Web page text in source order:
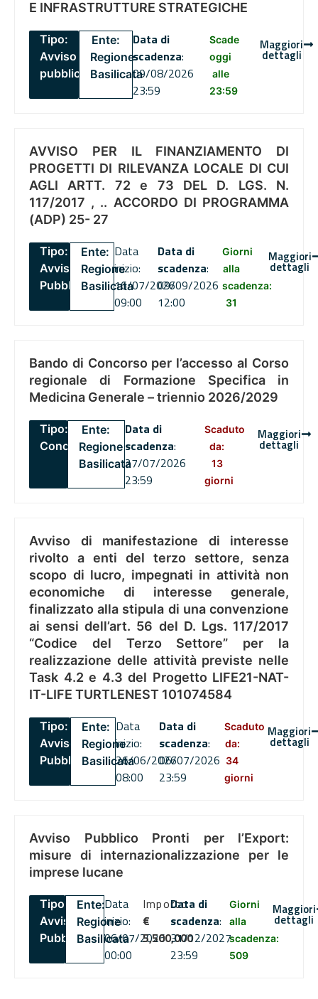
E INFRASTRUTTURE STRATEGICHE
Tipo:
Avviso
pubblico
Ente:
Regione
Basilicata
Data di
scadenza:
09/08/2026
23:59
Scade
oggi
alle
23:59
Maggiori
dettagli
AVVISO PER IL FINANZIAMENTO DI
PROGETTI DI RILEVANZA LOCALE DI CUI
AGLI ARTT. 72 e 73 DEL D. LGS. N.
117/2017 , .. ACCORDO DI PROGRAMMA
(ADP) 25- 27
Tipo:
Avviso
Pubblico
Ente:
Regione
Basilicata
Data
inizio:
16/07/2026
09:00
Data di
scadenza:
09/09/2026
12:00
Giorni
alla
scadenza:
31
Maggiori
dettagli
Bando di Concorso per l’accesso al Corso
regionale di Formazione Specifica in
Medicina Generale – triennio 2026/2029
Tipo:
Concorsi
Ente:
Regione
Basilicata
Data di
scadenza:
27/07/2026
23:59
Scaduto
da:
13
giorni
Maggiori
dettagli
Avviso di manifestazione di interesse
rivolto a enti del terzo settore, senza
scopo di lucro, impegnati in attività non
economiche di interesse generale,
finalizzato alla stipula di una convenzione
ai sensi dell’art. 56 del D. Lgs. 117/2017
“Codice del Terzo Settore” per la
realizzazione delle attività previste nelle
Task 4.2 e 4.3 del Progetto LIFE21-NAT-
IT-LIFE TURTLENEST 101074584
Tipo:
Avviso
Pubblico
Ente:
Regione
Basilicata
Data
inizio:
26/06/2026
08:00
Data di
scadenza:
06/07/2026
23:59
Scaduto
da:
34
giorni
Maggiori
dettagli
Avviso Pubblico Pronti per l’Export:
misure di internazionalizzazione per le
imprese lucane
Tipo:
Avviso
Pubblico
Ente:
Regione
Basilicata
Data
inizio:
06/07/2026
00:00
Importo
€
5,500,000
Data di
scadenza:
31/12/2027
23:59
Giorni
alla
scadenza:
509
Maggiori
dettagli